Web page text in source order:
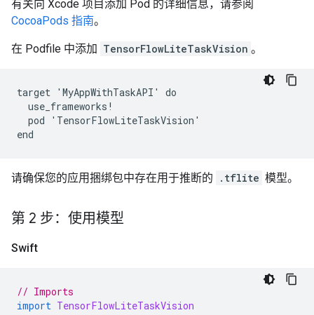
有关向 Xcode 项目添加 Pod 的详细信息，请参阅
CocoaPods 指南。
在 Podfile 中添加 TensorFlowLiteTaskVision 。
target 'MyAppWithTaskAPI' do
  use_frameworks!
  pod 'TensorFlowLiteTaskVision'
请确保您的应用捆绑包中存在用于推断的 .tflite 模型。
第 2 步：使用模型
Swift
// Imports
import TensorFlowLiteTaskVision